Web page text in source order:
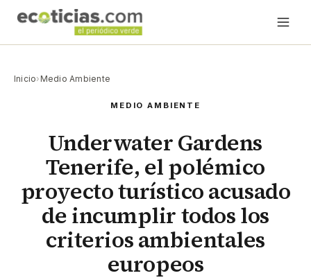
Inicio› Medio Ambiente
MEDIO AMBIENTE
Underwater Gardens
Tenerife, el polémico
proyecto turístico acusado
de incumplir todos los
criterios ambientales
europeos